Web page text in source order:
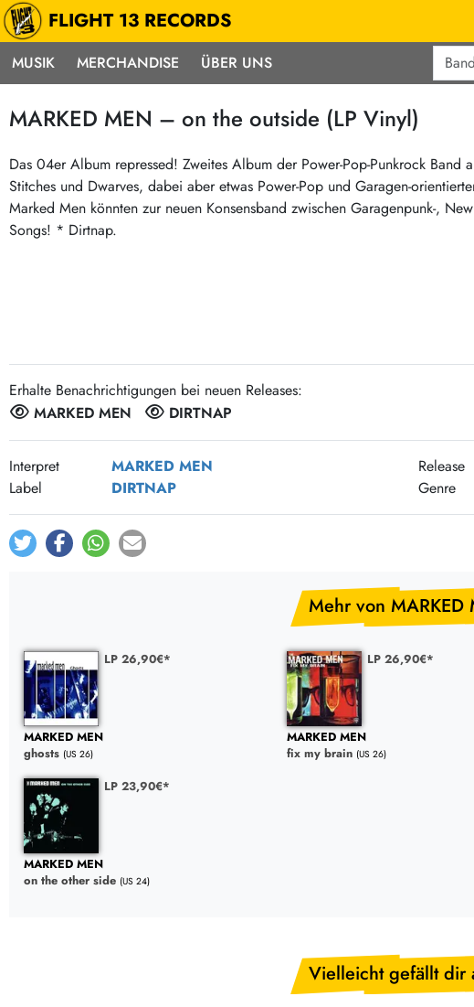
FLIGHT 13 RECORDS
MUSIK
Musik
Alle Neuheiten
Pre-Order
Highlights
Exklusiv & Limitiert
deutschsprachig
Soundtracks
LP Hüllen, Zubehör
Punk / HC
Hardcore
Emo
Postpunk / New Wave
Punkrock
Vintage-Rock / Metal
Post-Rock / Folk
Rock / Pop
Electronic
Neoklassik
Abstract /
Electronic
Reggae/Ska
MERCHANDISE ÜBER UNS
MARKED MEN – on the outside (LP Vinyl)
Das 04er Album repressed! Zweites Album der Power-Pop-Punkrock Band
Stitches und Dwarves, dabei aber etwas Power-Pop und Garagen-
Marked Men könnten zur neuen Konsensband zwischen Garagenpunk-,
Songs! * Dirtnap.
Erhalte Benachrichtigungen bei neuen Releases:
MARKED MEN
DIRTNAP
Interpret MARKED MEN Release
Label
DIRTNAP Genre
Mehr von MARKED
LP 26,90€*
MARKED MEN
ghosts (US 26)
LP 26,90€*
MARKED MEN
fix my brain (US 26)
LP 23,90€*
MARKED MEN
on the other side (US 24)
Vielleicht gefällt dir